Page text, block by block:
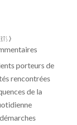
»
porteurs de
rencontrées
de la